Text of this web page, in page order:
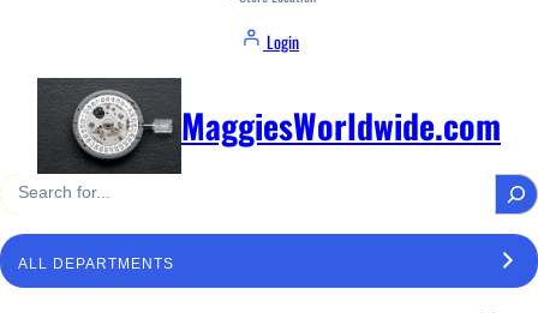
Login
MaggiesWorldwide.com
S
e
a
r S
e